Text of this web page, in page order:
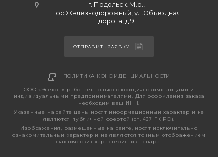
г. Подольск, М.о.,
пос.Железнодорожный, ул.Объездная
дорога, д.9
ОТПРАВИТЬ ЗАЯВКУ
ПОЛИТИКА КОНФИДЕНЦИАЛЬНОСТИ
ООО «Элекон» работает только с юридическими лицами и
индивидуальными предпринимателями. Для оформления заказа
необходим ваш ИНН.
Указанные на сайте цены носят информационный характер и не
являются публичной офертой (ст. 437 ГК РФ).
Изображения, размещенные на сайте, носят исключительно
ознакомительный характер и не являются точным отображением
фактических характеристик товара.